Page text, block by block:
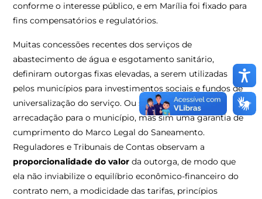
conforme o interesse público, e em Marília foi fixado para
fins compensatórios e regulatórios.
Muitas concessões recentes dos serviços de
abastecimento de água e esgotamento sanitário,
definiram outorgas fixas elevadas, a serem utilizadas
pelos municípios para investimentos sociais e fundos de
universalização do serviço. Ou seja, não se trata de
arrecadação para o município, mas sim uma garantia de
cumprimento do Marco Legal do Saneamento.
Reguladores e Tribunais de Contas observam a
proporcionalidade do valorda outorga, de modo que
ela não inviabilize o equilíbrio econômico-financeiro do
contrato nem, a modicidade das tarifas, princípios